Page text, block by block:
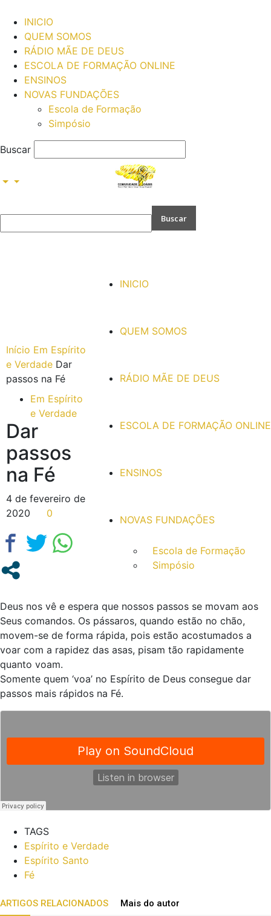
INICIO
QUEM SOMOS
RÁDIO MÃE DE DEUS
ESCOLA DE FORMAÇÃO ONLINE
ENSINOS
NOVAS FUNDAÇÕES
Escola de Formação
Simpósio
Buscar
INICIO
QUEM SOMOS
RÁDIO MÃE DE DEUS
ESCOLA DE FORMAÇÃO ONLINE
ENSINOS
NOVAS FUNDAÇÕES
Escola de Formação
Simpósio
Início Em Espírito
e Verdade Dar
passos na Fé
Em Espírito
e Verdade
Dar
passos
na Fé
4 de fevereiro de
2020
0
Deus nos vê e espera que nossos passos se movam aos
Seus comandos. Os pássaros, quando estão no chão,
movem-se de forma rápida, pois estão acostumados a
voar com a rapidez das asas, pisam tão rapidamente
quanto voam.
Somente quem ‘voa’ no Espírito de Deus consegue dar
passos mais rápidos na Fé.
TAGS
Espírito e Verdade
Espírito Santo
Fé
ARTIGOS RELACIONADOS Mais do autor